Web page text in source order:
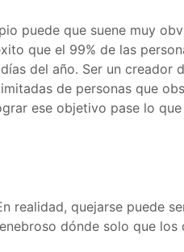
puede que suene muy
que el 99% de las
del año. Ser un
de personas que
ese objetivo pase lo
quejarse puede
dónde solo que los